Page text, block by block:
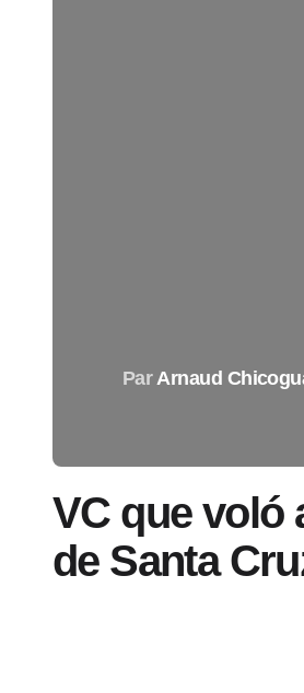
Par Arnaud
VC que voló
de Santa